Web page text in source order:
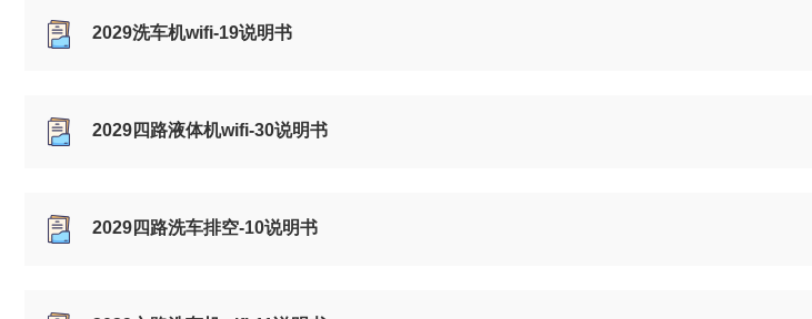
2029洗车机wifi-19说明书
2029四路液体机wifi-30说明书
2029四路洗车排空-10说明书